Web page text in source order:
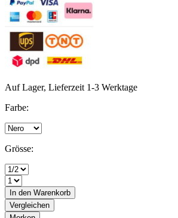
Auf Lager, Lieferzeit 1-3 Werktage
Farbe:
Grösse:
In den Warenkorb
Vergleichen